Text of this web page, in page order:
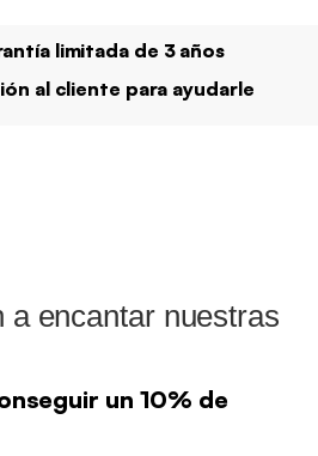
limitada de 3 años
al cliente para ayudarle
a encantar nuestras
un 10% de